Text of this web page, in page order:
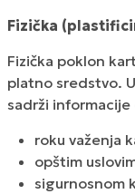
Fizička
Fizička poklon
platno sredstvo.
sadrži informacije
roku važenja
opštim
sigurnosnom